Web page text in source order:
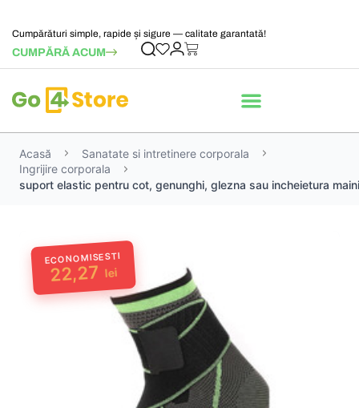
Cumpărături simple, rapide și sigure — calitate garantată!
CUMPĂRĂ ACUM
Acasă
Sanatate si intretinere corporala
Ingrijire corporala
suport elastic pentru cot, genunghi, glezna sau incheietura
ECONOMISESTI
22,27 lei